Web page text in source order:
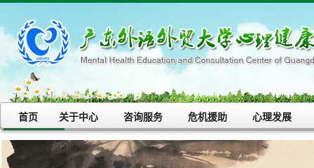
首页 关于中心 咨询服务 危机援助 心理发展